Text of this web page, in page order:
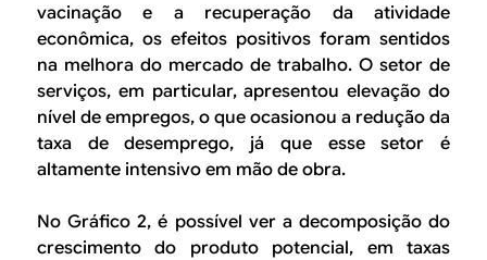
vacinação e a recuperação da atividade
econômica, os efeitos positivos foram sentidos
na melhora do mercado de trabalho. O setor de
serviços, em particular, apresentou elevação do
nível de empregos, o que ocasionou a redução da
taxa de desemprego, já que esse setor é
altamente intensivo em mão de obra.
No Gráfico 2, é possível ver a decomposição do
crescimento do produto potencial, em taxas